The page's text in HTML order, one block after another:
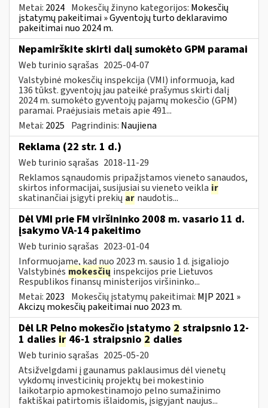
Metai: 2024 Mokesčių žinyno kategorijos: Mokesčių
įstatymų pakeitimai » Gyventojų turto deklaravimo
pakeitimai nuo 2024 m.
Nepamirškite skirti dalį sumokėto GPM paramai
Web turinio sąrašas 2025-04-07
Valstybinė mokesčių inspekcija (VMI) informuoja, kad
136 tūkst. gyventojų jau pateikė prašymus skirti dalį
2024 m. sumokėto gyventojų pajamų mokesčio (GPM)
paramai. Praėjusiais metais apie 491...
Metai: 2025 Pagrindinis: Naujiena
Reklama (22 str. 1 d.)
Web turinio sąrašas 2018-11-29
Reklamos sąnaudomis pripažįstamos vieneto sąnaudos,
skirtos informacijai, susijusiai su vieneto veikla ir
skatinančiai įsigyti prekių ar naudotis...
Dėl VMI prie FM viršininko 2008 m. vasario 11 d.
įsakymo VA-14 pakeitimo
Web turinio sąrašas 2023-01-04
Informuojame, kad nuo 2023 m. sausio 1 d. įsigaliojo
Valstybinės mokesčių inspekcijos prie Lietuvos
Respublikos finansų ministerijos viršininko...
Metai: 2023 Mokesčių įstatymų pakeitimai: MĮP 2021 »
Akcizų mokesčių pakeitimai nuo 2023 m.
Dėl LR Pelno mokesčio įstatymo 2 straipsnio 12-
1 dalies ir 46-1 straipsnio 2 dalies
Web turinio sąrašas 2025-05-20
Atsižvelgdami į gaunamus paklausimus dėl vienetų
vykdomų investicinių projektų bei mokestinio
laikotarpio apmokestinamojo pelno sumažinimo
faktiškai patirtomis išlaidomis, įsigyjant naujus...